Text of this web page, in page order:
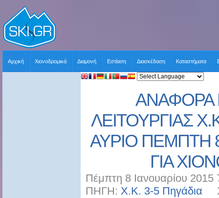
Αρχική Χιονοδρομικά Διαμονή Εστίαση Διασκέδαση Καταστήματα
ΑΝΑΦΟΡΑ
ΛΕΙΤΟΥΡΓΙΑΣ
ΑΥΡΙΟ ΠΕΜΠΤΗ
ΓΙΑ
Πέμπτη 8 Ιανουαρίου
ΠΗΓΗ: Χ.Κ. 3-5 Πηγάδια